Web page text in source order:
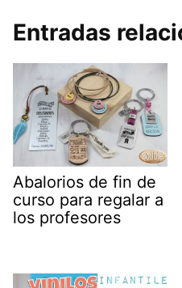
Entradas
Abalorios de fin de
curso para regalar a
los profesores